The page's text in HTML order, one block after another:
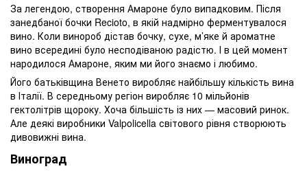
За легендою, створення Амароне було випадковим. Після
занедбаної бочки Recioto, в якій надмірно ферментувалося
вино. Коли винороб дістав бочку, сухе, м’яке й ароматне
вино всередині було несподіваною радістю. І в цей момент
народилося Амароне, яким ми його знаємо і любимо.
Його батьківщина Венето виробляє найбільшу кількість вина
в Італії. В середньому регіон виробляє 10 мільйонів
гектолітрів щороку. Хоча більшість із них — масовий ринок.
Але деякі виробники Valpolicella світового рівня створюють
дивовижні вина.
Виноград